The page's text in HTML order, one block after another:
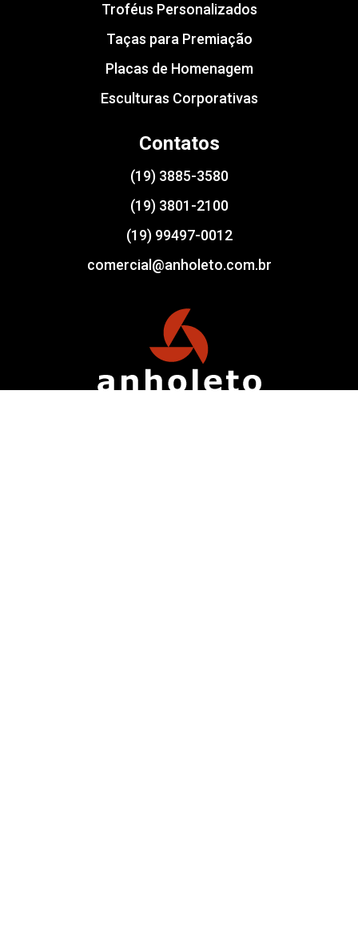
Troféus Personalizados
Taças para Premiação
Placas de Homenagem
Esculturas Corporativas
Contatos
(19) 3885-3580
(19) 3801-2100
(19) 99497-0012
comercial@anholeto.com.br